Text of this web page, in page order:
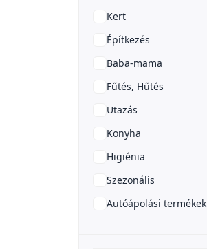
Kert
Építkezés
Baba-mama
Fűtés, Hűtés
Utazás
Konyha
Higiénia
Szezonális
Autóápolási termékek